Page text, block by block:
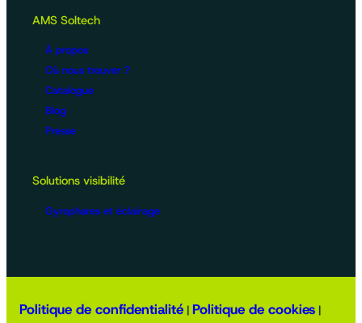
AMS Soltech
À propos
Où nous trouver ?
Catalogue
Blog
Presse
Solutions visibilité
Gyrophares et éclairage
Politique de confidentialité | Politique de cookies |